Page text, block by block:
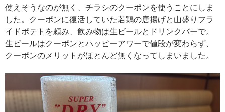
使えそうなのが無く、チラシのクーポンを使うことにしま
した。クーポンに復活していた若鶏の唐揚げと山盛りフラ
イドポテトを頼み、飲み物は生ビールとドリンクバーで。
生ビールはクーポンとハッピーアワーで値段が変わらず、
クーポンのメリットがほとんど無くなってしまいました。